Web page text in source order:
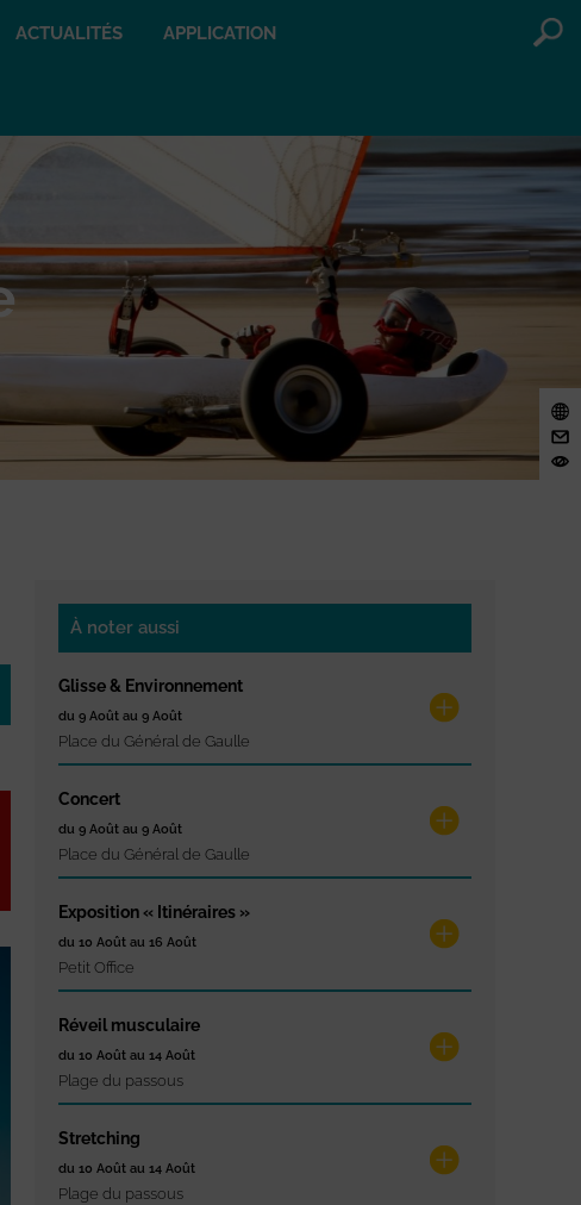
ACTUALITÉS APPLICATION
À noter aussi
Glisse & Environnement
du 9 Août au 9 Août
Place du Général de Gaulle
Concert
du 9 Août au 9 Août
Place du Général de Gaulle
Exposition « Itinéraires »
du 10 Août au 16 Août
Petit Office
Réveil musculaire
du 10 Août au 14 Août
Plage du passous
Stretching
du 10 Août au 14 Août
Plage du passous